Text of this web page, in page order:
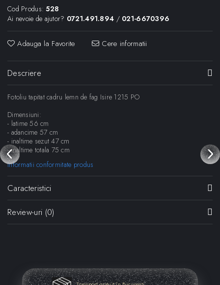
Cod Produs: 528
Ai nevoie de ajutor? 0721.491.894 / 021-6670396
Adauga la Favorite Cere informatii
Descriere
Fotoliu tapitat cadru lemn de fag Isire 1215 PO
Dimensiuni:
- latime 56 cm
- adancime 57 cm
- inaltime sezut 47 cm
- inaltime totala 75 cm
Informatii conformitate produs
Caracteristici
Review-uri (0)